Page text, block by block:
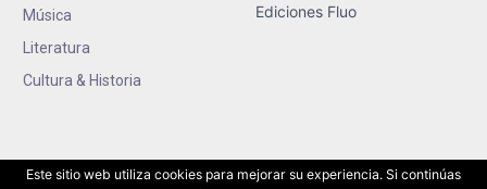
Música
Literatura
Cultura & Historia
Ediciones Fluo
Este sitio web utiliza cookies para mejorar su experiencia. Si continúas